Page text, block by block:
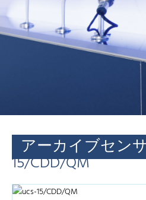
アーカイブセン
15/CDD/QM